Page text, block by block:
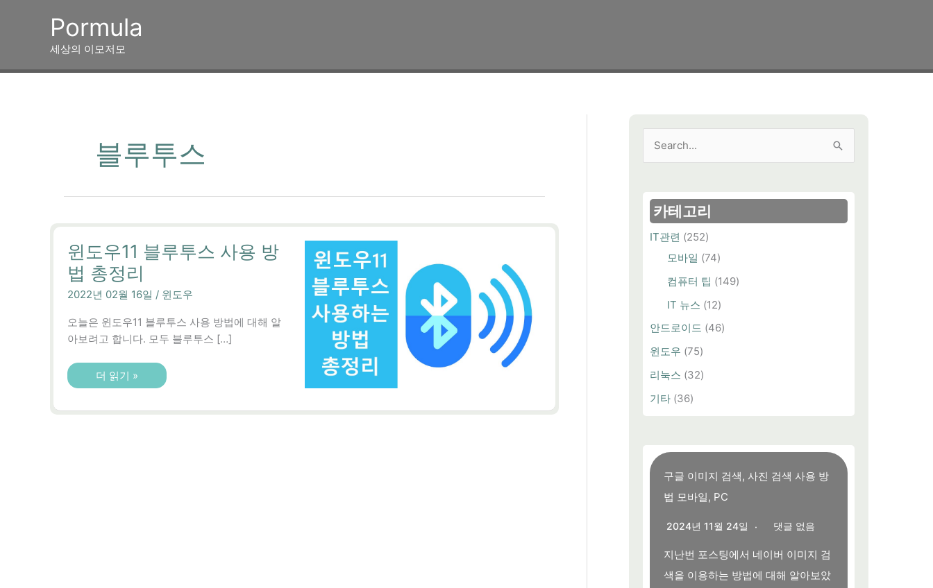
건
Pormula
세상의 이모저모
블루투스
윈도우11 블루투스 사용 방
법 총정리
2022년 02월 16일 / 윈도우
오늘은 윈도우11 블루투스 사용 방법에 대해 알
아보려고 합니다. 모두 블루투스 […]
윈
도
더 읽기 »
상
카테고리
IT관련 (252)
모바일 (74)
컴퓨터 팁 (149)
IT 뉴스 (12)
안드로이드 (46)
윈도우 (75)
리눅스 (32)
기타 (36)
구글 이미지 검색, 사진 검색 사용 방
법 모바일, PC
2024년 11월 24일 댓글 없음
지난번 포스팅에서 네이버 이미지 검
색을 이용하는 방법에 대해 알아보았